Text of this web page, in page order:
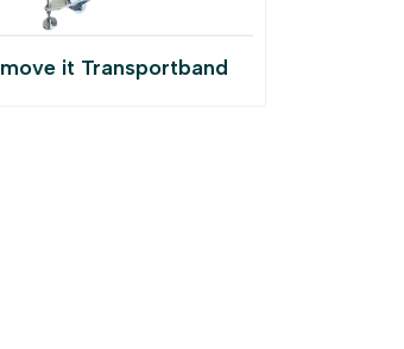
move it Transportband